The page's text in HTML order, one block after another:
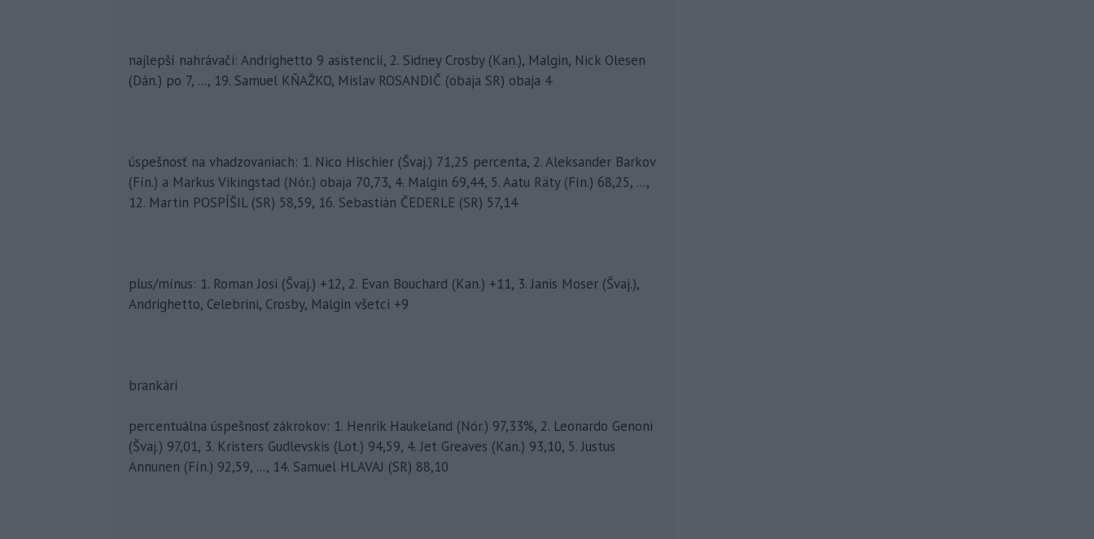
najlepší nahrávači: Andrighetto 9 asistencií, 2. Sidney Crosby (Kan.), Malgin, Nick Olesen
(Dán.) po 7, ..., 19. Samuel KŇAŽKO, Mislav ROSANDIČ (obaja SR) obaja 4
úspešnosť na vhadzovaniach: 1. Nico Hischier (Švaj.) 71,25 percenta, 2. Aleksander Barkov
(Fín.) a Markus Vikingstad (Nór.) obaja 70,73, 4. Malgin 69,44, 5. Aatu Räty (Fín.) 68,25, ...,
12. Martin POSPÍŠIL (SR) 58,59, 16. Sebastián ČEDERLE (SR) 57,14
plus/mínus: 1. Roman Josi (Švaj.) +12, 2. Evan Bouchard (Kan.) +11, 3. Janis Moser (Švaj.),
Andrighetto, Celebrini, Crosby, Malgin všetci +9
brankári
percentuálna úspešnosť zákrokov: 1. Henrik Haukeland (Nór.) 97,33%, 2. Leonardo Genoni
(Švaj.) 97,01, 3. Kristers Gudlevskis (Lot.) 94,59, 4. Jet Greaves (Kan.) 93,10, 5. Justus
Annunen (Fín.) 92,59, ..., 14. Samuel HLAVAJ (SR) 88,10